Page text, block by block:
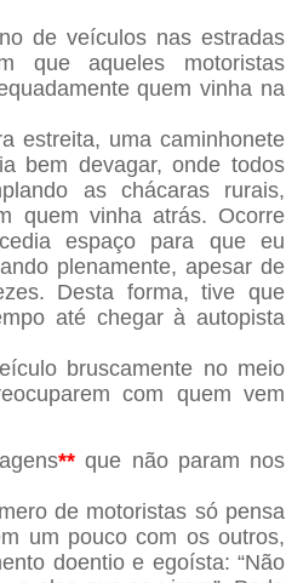
de veículos nas estradas
que aqueles motoristas
quem vinha na
estreita, uma caminhonete
bem devagar, onde todos
as chácaras rurais,
quem vinha atrás. Ocorre
espaço para que eu
plenamente, apesar de
Desta forma, tive que
até chegar à autopista
bruscamente no meio
com quem vem
** que não param nos
de motoristas só pensa
um pouco com os outros,
doentio e egoísta: “Não